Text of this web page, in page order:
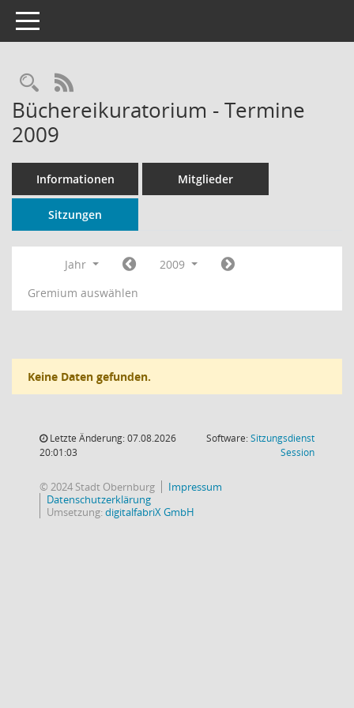
Toggle navigation
Rechercheauswahl
RSS-Feed
Büchereikuratorium - Termine
2009
Informationen Mitglieder
Sitzungen
Jahr
2009
Gremium auswählen
Keine Daten gefunden.
Letzte Änderung: 07.08.2026
20:01:03
Software:Sitzungsdienst
Session(Wird in
© 2024 Stadt Obernburg
Impressum
Datenschutzerklärung
Umsetzung:digitalfabriX GmbH